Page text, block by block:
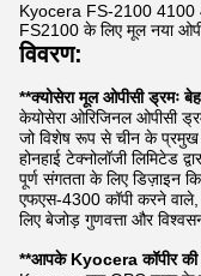
Kyocera FS-2100
FS2100 के लिए मूल नया
विवरण:
**क्योसेरा मूल ओपीसी ड्रमः
केयोसेरा ओरिजिनल ओपीसी
जो विशेष रूप से चीन के प्रमुख
होनहाई टेक्नोलॉजी लिमिटेड
पूर्ण संगतता के लिए डिज़ाइन
एफएस-4300 कॉपी करने
लिए बेजोड़ गुणवत्ता और
**आपके Kyocera कॉपीर की